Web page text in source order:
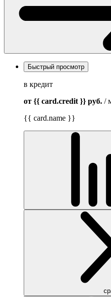
Быстрый просмотр
в кредит
от {{ card.credit }} руб. /
{{ card.name }}